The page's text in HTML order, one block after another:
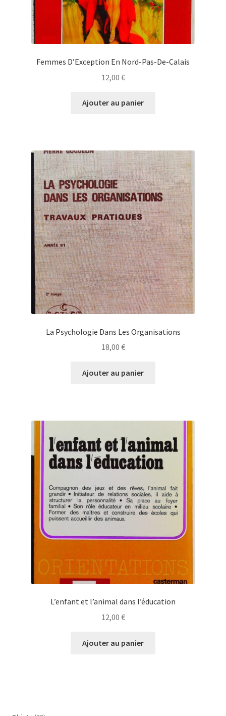
Femmes D’Exception En Nord-Pas-De-Calais
12,00 €
Ajouter au panier
La Psychologie Dans Les Organisations
18,00 €
Ajouter au panier
L’enfant et l’animal dans l’éducation
12,00 €
Ajouter au panier